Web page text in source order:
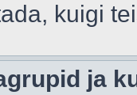
kuigi
ja